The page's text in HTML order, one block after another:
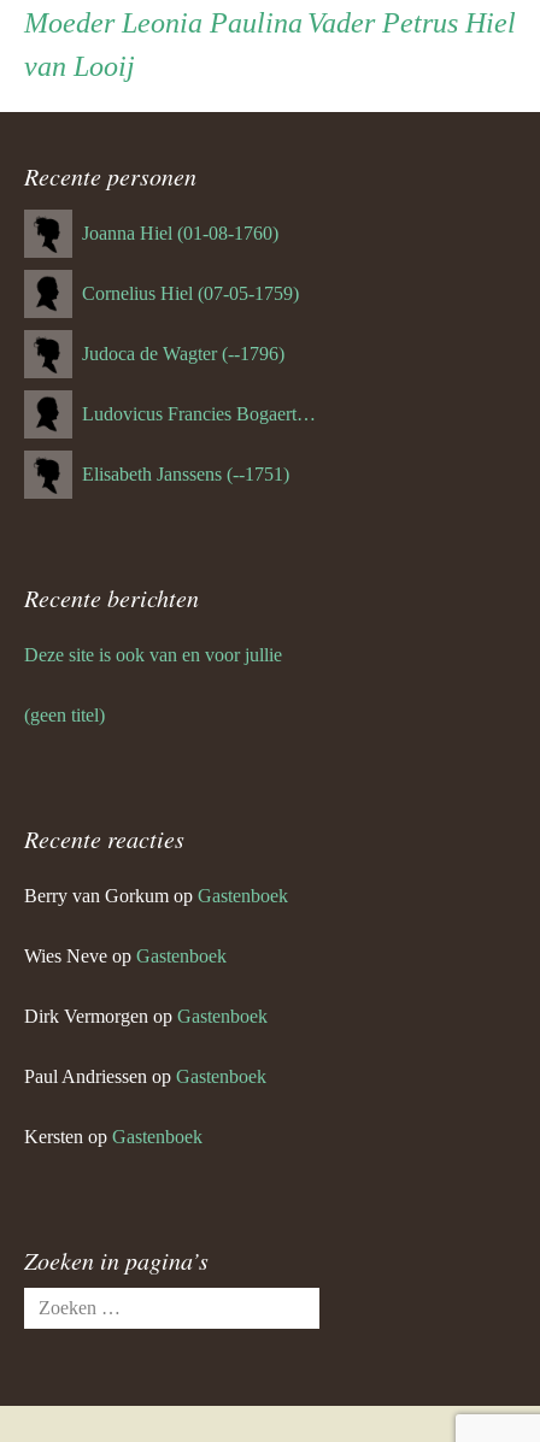
Persoon
ouder
navigatie
Vader Vader
Petrus Hiel
Moeder Moeder
Leonia Paulina
van Looij
Recente personen
Joanna Hiel (01-08-1760)
Cornelius Hiel (07-05-1759)
Judoca de Wagter (--1796)
Ludovicus Francies Bogaert (--1825)
Elisabeth Janssens (--1751)
Recente berichten
Deze site is ook van en voor jullie
(geen titel)
Recente reacties
Berry van Gorkum op Gastenboek
Wies Neve op Gastenboek
Dirk Vermorgen op Gastenboek
Paul Andriessen op Gastenboek
Kersten op Gastenboek
Zoeken in pagina’s
Zoeken
naar: